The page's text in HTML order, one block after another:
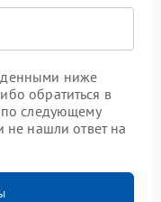
ниже
обратиться в
по следующему
не нашли ответ на